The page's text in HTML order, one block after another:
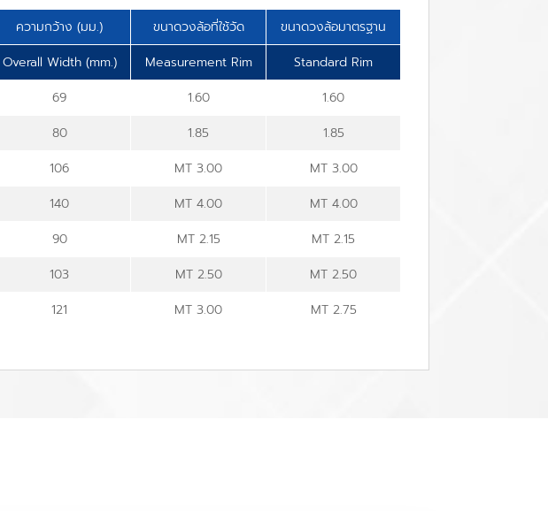
ความกว้าง (มม.) ขนาดวงล้อที่ใช้วัด
ขนาดวงล้อมาตรฐาน
Overall Width (mm.) Measurement Rim
Standard Rim
69 1.60
1.60
80 1.85
1.85
106 MT 3.00
MT 3.00
140 MT 4.00
MT 4.00
90 MT 2.15
MT 2.15
103 MT 2.50
MT 2.50
121 MT 3.00 MT 2.75